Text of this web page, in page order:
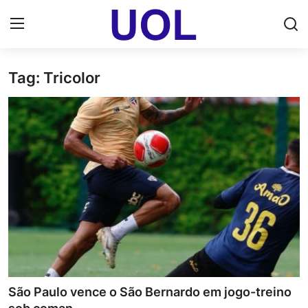
Login
Home
UOL Email Entrar
UOL ADS
Uol pt Bate Papo Gratis
Mundo
Economia
Dólar Cotação de Hoje
Tag: Tricolor
São Paulo vence o São Bernardo em jogo-treino